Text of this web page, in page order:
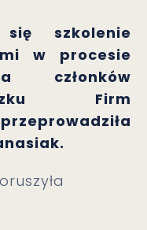
szkolenie
w procesie
członków
Firm